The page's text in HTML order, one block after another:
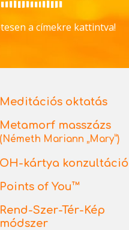
a címekre kattintva!
Meditációs oktatás
Metamorf masszázs
(Németh Mariann „Mary”)
OH-kártya konzultáció
Points of You™
Rend-Szer-Tér-Kép
módszer